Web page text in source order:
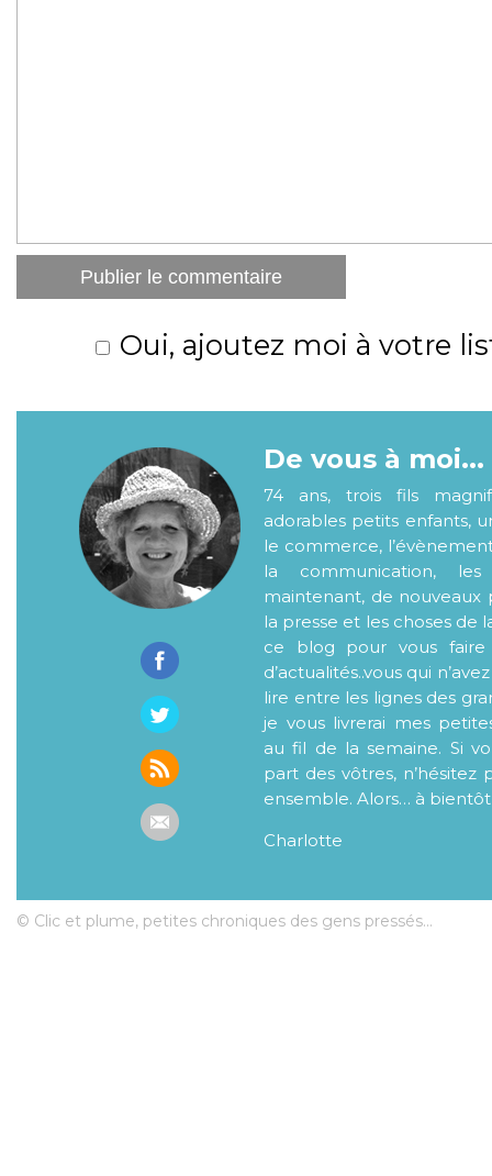
Oui, ajoutez moi à votre
De vous à moi...
74 ans, trois fils
adorables petits enfants,
le commerce,
la communication,
maintenant, de nouveaux
la presse et les choses de
ce blog pour vous faire
d’actualités..vous qui
lire entre les lignes des
je vous livrerai mes
au fil de la semaine. Si
part des vôtres, n’hésitez
ensemble. Alors… à bientôt
Charlotte
© Clic et plume, petites chroniques des gens pressés...